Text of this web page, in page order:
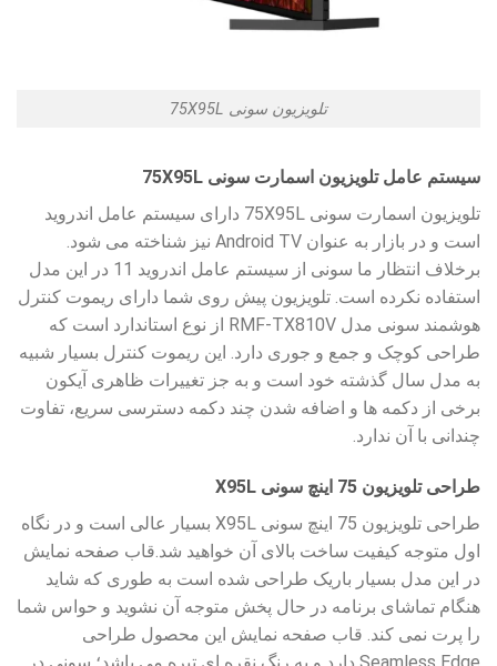
تلویزیون سونی 75X95L
سیستم عامل تلویزیون اسمارت سونی 75X95L
تلویزیون اسمارت سونی 75X95L دارای سیستم عامل اندروید
است و در بازار به عنوان Android TV نیز شناخته می شود.
برخلاف انتظار ما سونی از سیستم عامل اندروید 11 در این مدل
استفاده نکرده است. تلویزیون پیش روی شما دارای ریموت کنترل
هوشمند سونی مدل RMF-TX810V از نوع استاندارد است که
طراحی کوچک و جمع و جوری دارد. این ریموت کنترل بسیار شبیه
به مدل سال گذشته خود است و به جز تغییرات ظاهری آیکون
برخی از دکمه ها و اضافه شدن چند دکمه دسترسی سریع، تفاوت
چندانی با آن ندارد.
طراحی تلویزیون 75 اینچ سونی X95L
طراحی تلویزیون 75 اینچ سونی X95L بسیار عالی است و در نگاه
اول متوجه کیفیت ساخت بالای آن خواهید شد.قاب صفحه نمایش
در این مدل بسیار باریک طراحی شده است به طوری که شاید
هنگام تماشای برنامه در حال پخش متوجه آن نشوید و حواس شما
را پرت نمی کند. قاب صفحه نمایش این محصول طراحی